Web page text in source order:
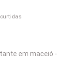
curtidas
em maceió -